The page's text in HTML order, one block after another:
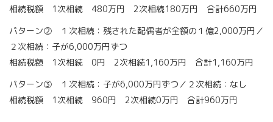
相続税額 1次相続 480万円 2次相続180万円 合計660万円
パターン② １次相続：残された配偶者が全額の１億2,000万円／
２次相続：子が6,000万円ずつ
相続税額 1次相続 0円 2次相続1,160万円 合計1,160万円
パターン③ １次相続：子が6,000万円ずつ／２次相続：なし
相続税額 1次相続 960円 2次相続0万円 合計960万円